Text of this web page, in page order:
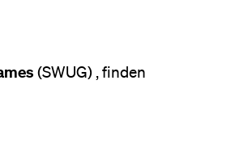
(SWUG) , finden